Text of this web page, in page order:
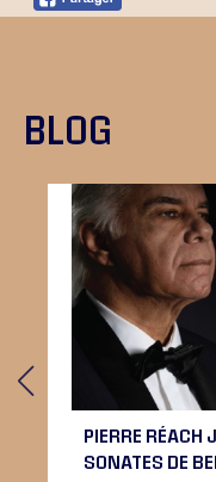
BLOG
PIERRE RÉACH
SONATES DE